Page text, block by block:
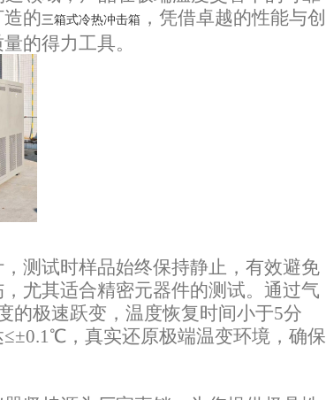
的三箱式冷热冲击箱 ，凭借卓越的性能与创
的得力工具。
测试时样品始终保持静止，有效避免
尤其适合精密元器件的测试。通过气
的极速跃变，温度恢复时间小于5分
，真实还原极端温变环境，确保